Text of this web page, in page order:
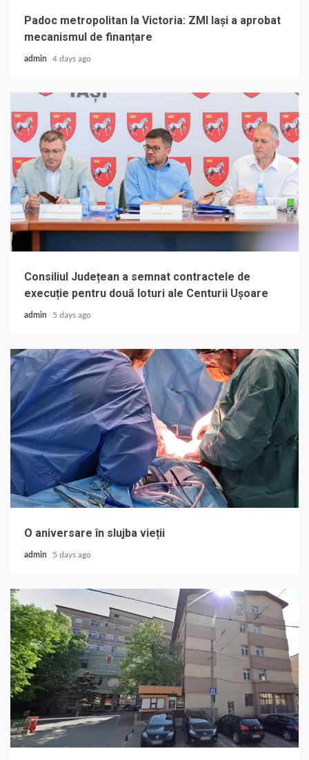
Padoc metropolitan la Victoria: ZMI Iași a aprobat
mecanismul de finanțare
admin 4 days ago
Consiliul Județean a semnat contractele de
execuție pentru două loturi ale Centurii Ușoare
admin 5 days ago
O aniversare în slujba vieții
admin 5 days ago